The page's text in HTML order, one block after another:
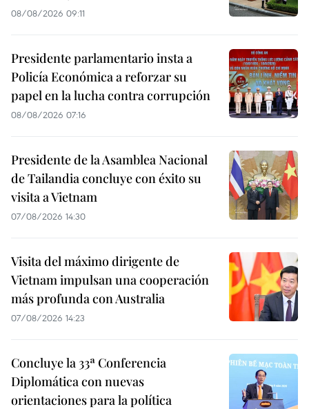
08/08/2026 09:11
Presidente parlamentario insta a
Policía Económica a reforzar su
papel en la lucha contra corrupción
08/08/2026 07:16
Presidente de la Asamblea Nacional
de Tailandia concluye con éxito su
visita a Vietnam
07/08/2026 14:30
Visita del máximo dirigente de
Vietnam impulsan una cooperación
más profunda con Australia
07/08/2026 14:23
Concluye la 33ª Conferencia
Diplomática con nuevas
orientaciones para la política